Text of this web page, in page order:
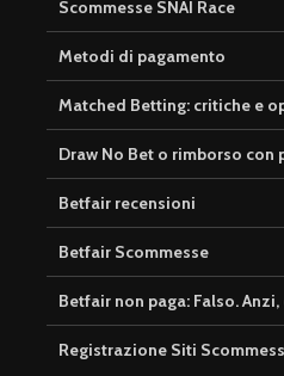
Scommesse SNAI Race
Metodi di pagamento
Matched Betting: critiche e
Draw No Bet o rimborso con
Betfair recensioni
Betfair Scommesse
Betfair non paga: Falso.
Registrazione Siti